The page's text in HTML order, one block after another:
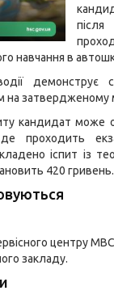
навчання в
демонструє
на затвердженому
кандидат може
проходить
іспит із
420 гривень.
центру
закладу.